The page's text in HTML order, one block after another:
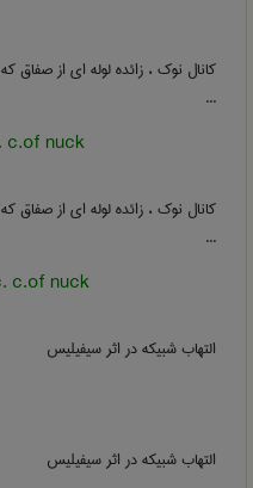
کانال نوک ، زائده لوله ای از
...
c.of nuck
کانال نوک ، زائده لوله ای از
...
c.of nuck
التهاب شبیکه در اثر سیفیلیس
التهاب شبیکه در اثر سیفیلیس